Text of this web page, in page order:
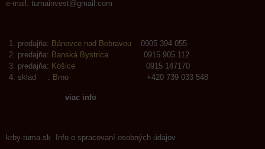
e-mail: tumainvest@gmail.com
predajňa: Bánovce nad Bebravou 0905 394 055
predajňa: Banská Bystrica 0915 905 112
predajňa: Košice 0915 147170
sklad : Brno +420 739 033 548
viac info
krby-tuma.sk Info o spracovaní osobných údajov.